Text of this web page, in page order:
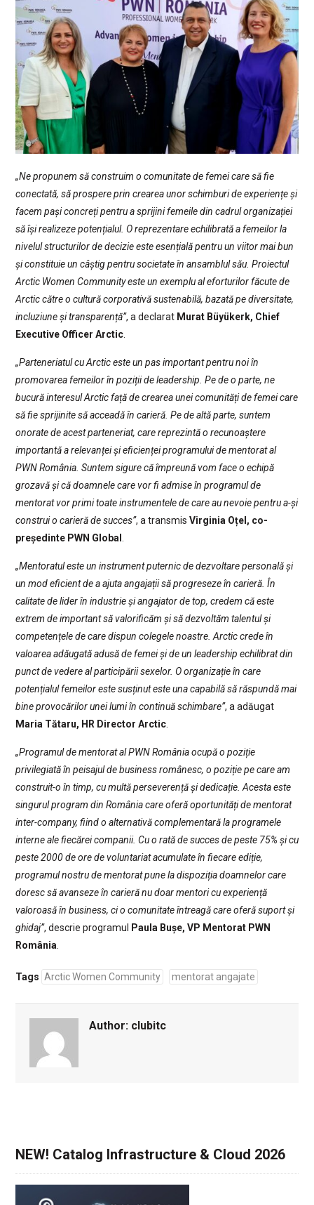
„Ne propunem să construim o comunitate de femei care să fie
conectată, să prospere prin crearea unor schimburi de experiențe și
facem pași concreți pentru a sprijini femeile din cadrul organizației
să își realizeze potențialul. O reprezentare echilibrată a femeilor la
nivelul structurilor de decizie este esențială pentru un viitor mai bun
și constituie un câștig pentru societate în ansamblul său. Proiectul
Arctic Women Community este un exemplu al eforturilor făcute de
Arctic către o cultură corporativă sustenabilă, bazată pe diversitate,
incluziune și transparență”, a declarat Murat Büyükerk, Chief
Executive Officer Arctic.
„Parteneriatul cu Arctic este un pas important pentru noi în
promovarea femeilor în poziții de leadership. Pe de o parte, ne
bucură interesul Arctic față de crearea unei comunități de femei care
să fie sprijinite să acceadă în carieră. Pe de altă parte, suntem
onorate de acest parteneriat, care reprezintă o recunoaștere
importantă a relevanței și eficienței programului de mentorat al
PWN România. Suntem sigure că împreună vom face o echipă
grozavă și că doamnele care vor fi admise în programul de
mentorat vor primi toate instrumentele de care au nevoie pentru a-și
construi o carieră de succes”, a transmis Virginia Oțel, co-
președinte PWN Global
„Mentoratul este un instrument puternic de dezvoltare personală și
un mod eficient de a ajuta angajații să progreseze în carieră. În
calitate de lider în industrie și angajator de top, credem că este
extrem de important să valorificăm și să dezvoltăm talentul și
competențele de care dispun colegele noastre. Arctic crede în
valoarea adăugată adusă de femei și de un leadership echilibrat din
punct de vedere al participării sexelor. O organizație în care
potențialul femeilor este susținut este una capabilă să răspundă mai
bine provocărilor unei lumi în continuă schimbare”, a adăugat
Maria Tătaru, HR Director Arctic.
„Programul de mentorat al PWN România ocupă o poziție
privilegiată în peisajul de business românesc, o poziție pe care am
construit-o în timp, cu multă perseverență și dedicație. Acesta este
singurul program din România care oferă oportunități de mentorat
inter-company, fiind o alternativă complementară la programele
interne ale fiecărei companii. Cu o rată de succes de peste 75% și cu
peste 2000 de ore de voluntariat acumulate în fiecare ediție,
programul nostru de mentorat pune la dispoziția doamnelor care
doresc să avanseze în carieră nu doar mentori cu experiență
valoroasă în business, ci o comunitate întreagă care oferă suport și
ghidaj”, descrie programul
Paula Bușe, VP Mentorat PWN
România
Tags Arctic Women Community mentorat angajate
Author: clubitc
NEW! Catalog Infrastructure & Cloud 2026